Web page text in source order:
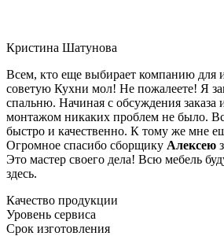
Кристина Шатунова
Всем, кто еще выбирает компанию для
советую Кухни мол! Не пожалеете! Я
спальню. Начиная с обсуждения заказа
монтажом никаких проблем не было.
быстро и качественно. К тому же мне
Огромное спасибо сборщику Алексею
Это мастер своего дела! Всю мебель
здесь.
Качество продукции
Уровень сервиса
Срок изготовления